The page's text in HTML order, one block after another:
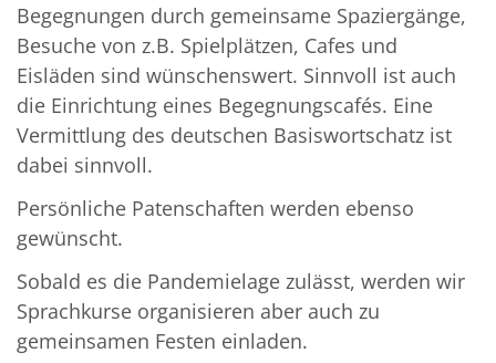
Begegnungen durch gemeinsame Spaziergänge,
Besuche von z.B. Spielplätzen, Cafes und
Eisläden sind wünschenswert. Sinnvoll ist auch
die Einrichtung eines Begegnungscafés. Eine
Vermittlung des deutschen Basiswortschatz ist
dabei sinnvoll.
Persönliche Patenschaften werden ebenso
gewünscht.
Sobald es die Pandemielage zulässt, werden wir
Sprachkurse organisieren aber auch zu
gemeinsamen Festen einladen.